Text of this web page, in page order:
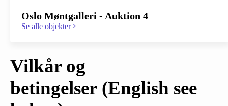
Oslo Møntgalleri - Auktion 4
Se alle objekter
Vilkår og
betingelser (English see